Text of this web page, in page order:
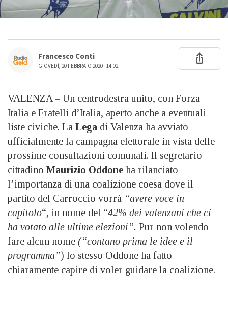
Francesco Conti
GIOVEDÌ, 20 FEBBRAIO 2020 - 14:02
VALENZA – Un centrodestra unito, con Forza
Italia e Fratelli d’Italia, aperto anche a eventuali
liste civiche. La Lega di Valenza ha avviato
ufficialmente la campagna elettorale in vista delle
prossime consultazioni comunali. Il segretario
cittadino Maurizio Oddone ha rilanciato
l’importanza di una coalizione coesa dove il
partito del Carroccio vorrà “avere voce in
capitolo“, in nome del “42% dei valenzani che ci
ha votato alle ultime elezioni”. Pur non volendo
fare alcun nome (“contano prima le idee e il
programma”) lo stesso Oddone ha fatto
chiaramente capire di voler guidare la coalizione.